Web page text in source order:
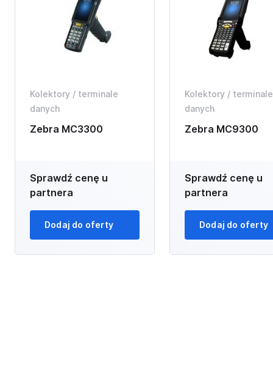
Kolektory / terminale
danych
Zebra MC3300
Sprawdź cenę u
partnera
Dodaj do oferty
Kolektory / terminale
danych
Zebra MC9300
Sprawdź cenę u
partnera
Dodaj do oferty